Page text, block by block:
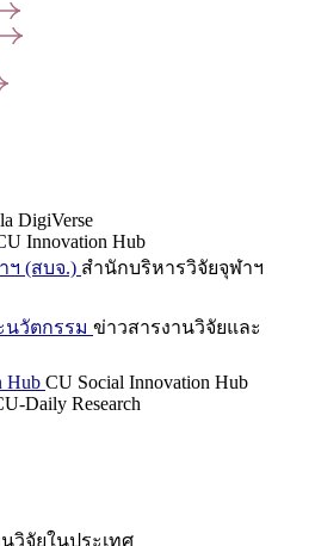
DigiVerse
Innovation Hub
ฯ (สบจ.) สำนักบริหารวิจัยจุฬาฯ
นวัตกรรม ข่าวสารงานวิจัยและ
Hub CU Social Innovation Hub
Daily Research
วิจัยในประเทศ